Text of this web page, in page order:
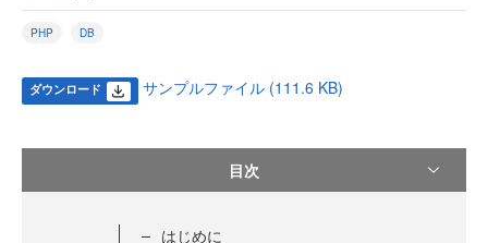
PHP DB
ダウンロード サンプルファイル (111.6 KB)
目次
はじめに